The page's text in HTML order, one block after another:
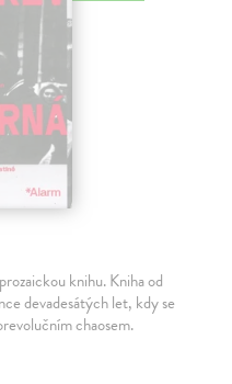
knihu. Kniha od
devadesátých let, kdy se
chaosem.